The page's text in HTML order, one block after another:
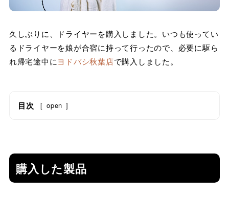
久しぶりに、ドライヤーを購入しました。いつも使ってい
るドライヤーを娘が合宿に持って行ったので、必要に駆ら
れ帰宅途中にヨドバシ秋葉店で購入しました。
目次 [ open ]
購入した製品